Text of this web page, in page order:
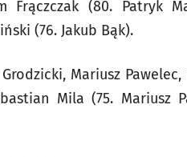
(80. Patryk
(76. Jakub Bąk).
Mariusz Pawelec,
Mila (75. Mariusz